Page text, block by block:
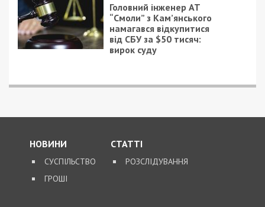
Головний інженер АТ
“Смоли” з Кам’янського
намагався відкупитися
від СБУ за $50 тисяч:
вирок суду
НОВИНИ
СУСПІЛЬСТВО
ГРОШІ
СТАТТІ
РОЗСЛІДУВАННЯ